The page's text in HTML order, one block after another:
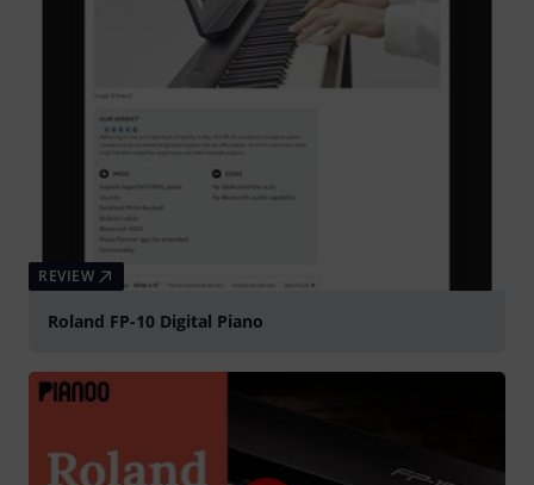
REVIEW
Roland FP-10 Digital Piano